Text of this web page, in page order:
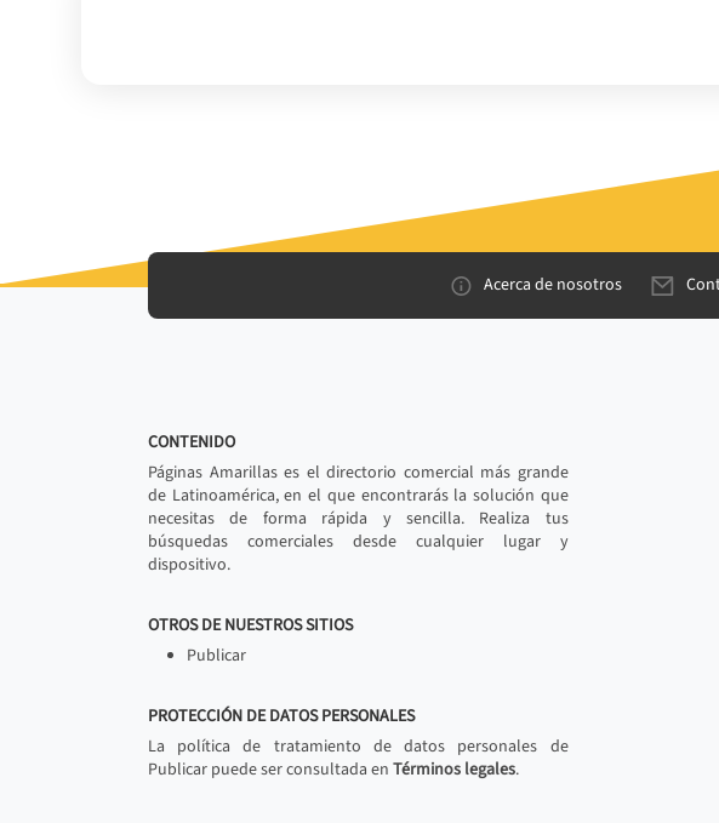
Acerca de nosotros
CONTENIDO
Páginas Amarillas es el directorio comercial más grande
de Latinoamérica, en el que encontrarás la solución que
necesitas de forma rápida y sencilla. Realiza tus
búsquedas comerciales desde cualquier lugar y
dispositivo.
OTROS DE NUESTROS SITIOS
Publicar
PROTECCIÓN DE DATOS PERSONALES
La política de tratamiento de datos personales de
Publicar puede ser consultada en Términos legales.